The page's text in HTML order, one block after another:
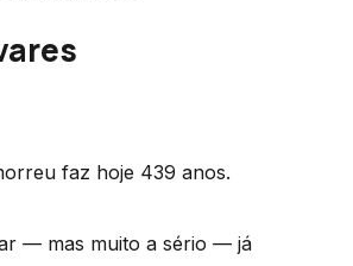
faz hoje 439 anos.
— mas muito a sério — já